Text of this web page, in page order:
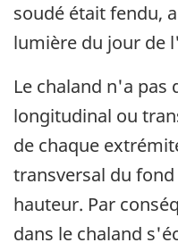
soudé était fendu,
lumière du jour de
Le chaland n'a
longitudinal ou
de chaque
transversal du
hauteur. Par
dans le chaland